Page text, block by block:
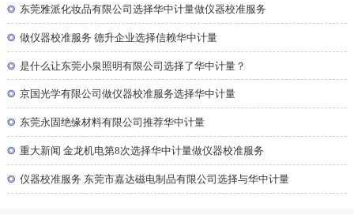
◎ 东莞雅派化妆品有限公司选择华中计量做仪器校准服务
◎ 做仪器校准服务 德升企业选择信赖华中计量
◎ 是什么让东莞小泉照明有限公司选择了华中计量？
◎ 京国光学有限公司做仪器校准服务选择华中计量
◎ 东莞永固绝缘材料有限公司推荐华中计量
◎ 重大新闻 金龙机电第8次选择华中计量做仪器校准服务
◎ 仪器校准服务 东莞市嘉达磁电制品有限公司选择与华中计量